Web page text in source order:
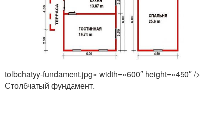
tolbchatyy-fundament.jpg» width=»600″ height=»450″ />
Столбчатый фундамент.